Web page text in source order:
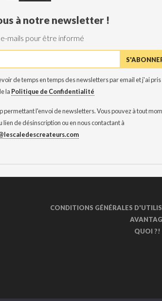
à notre newsletter !
mails pour être informé
de temps en temps des newsletters par email et j'ai pris
la Politique de Confidentialité
permettant l'envoi de newsletters. Vous pouvez à tout
de désinscription ou en nous contactant à
CONDITIONS GÉNÉRALES
QUOI ?!